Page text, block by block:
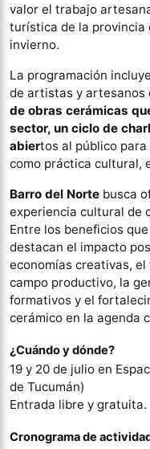
valor el trabajo
turística de la provincia
invierno.
La programación
de artistas y artesanos
de obras cerámicas
sector, un ciclo de
abiertos al público
como práctica cultural,
Barro del Norte busca
experiencia cultural de
Entre los beneficios
destacan el impacto
economías creativas,
campo productivo, la
formativos y el
cerámico en la agenda
¿Cuándo y dónde?
19 y 20 de julio en
de Tucumán)
Entrada libre y gratuita.
Cronograma de